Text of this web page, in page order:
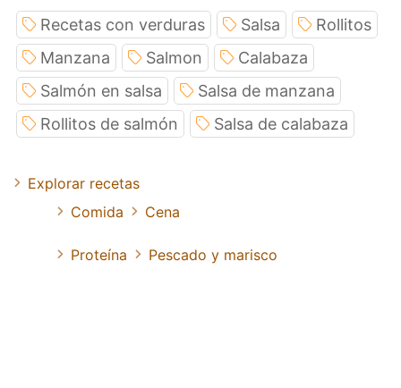
Recetas con verduras Salsa
Rollitos
Manzana
Salmon
Calabaza
Salmón en salsa
Salsa de manzana
Rollitos de salmón
Salsa de calabaza
Explorar recetas
Comida
Cena
Proteína Pescado y marisco